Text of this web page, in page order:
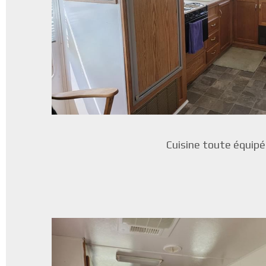
Cuisine toute